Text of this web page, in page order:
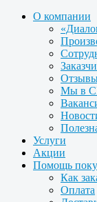
О компании
Мы в
Услуги
Акции
Помощь
Как
Оплата